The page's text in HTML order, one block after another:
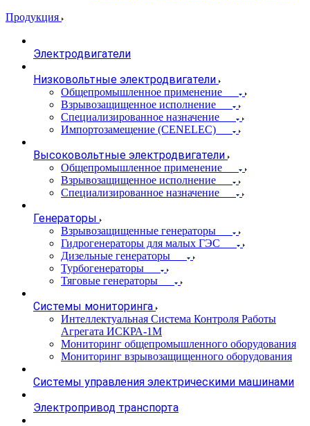
Продукция
Электродвигатели
Низковольтные электродвигатели
Общепромышленное применение
Взрывозащищенное исполнение
Специализированное назначение
Импортозамещение (CENELEC)
Высоковольтные электродвигатели
Общепромышленное применение
Взрывозащищенное исполнение
Специализированное назначение
Генераторы
Взрывозащищенные генераторы
Гидрогенераторы для малых ГЭС
Дизельные генераторы
Турбогенераторы
Тяговые генераторы
Системы мониторинга
Интеллектуальная Система Контроля Работы
Агрегата ИСКРА-1М
Мониторинг общепромышленного оборудования
Мониторинг взрывозащищенного оборудования
Системы управления электрическими машинами
Электропривод транспорта